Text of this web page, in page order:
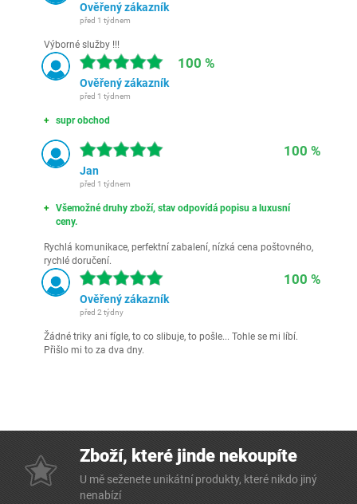
Ověřený zákazník
před 1 týdnem
Výborné služby !!!
100 %
Ověřený zákazník
před 1 týdnem
supr obchod
100 %
Jan
před 1 týdnem
Všemožné druhy zboží, stav odpovídá popisu a luxusní
ceny.
Rychlá komunikace, perfektní zabalení, nízká cena poštovného,
rychlé doručení.
100 %
Ověřený zákazník
před 2 týdny
Žádné triky ani fígle, to co slibuje, to pošle... Tohle se mi líbí.
Přišlo mi to za dva dny.
Zboží, které jinde nekoupíte
U mě seženete unikátní produkty, které nikdo jiný
nenabízí